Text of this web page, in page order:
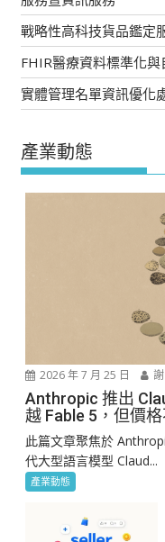
戰略性高科技貨品鑑定
FHIR醫療資料標準化
實體管理名單資訊優化
產業動態
2026 年 7 月 25 日
Anthropic 推出
越 Fable 5，但價
此篇文章聚焦於
代大型語言模型 Claud...
產業動態